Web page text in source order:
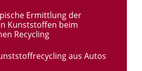
Ermittlung der
Kunststoffen beim
Recycling
aus Autos